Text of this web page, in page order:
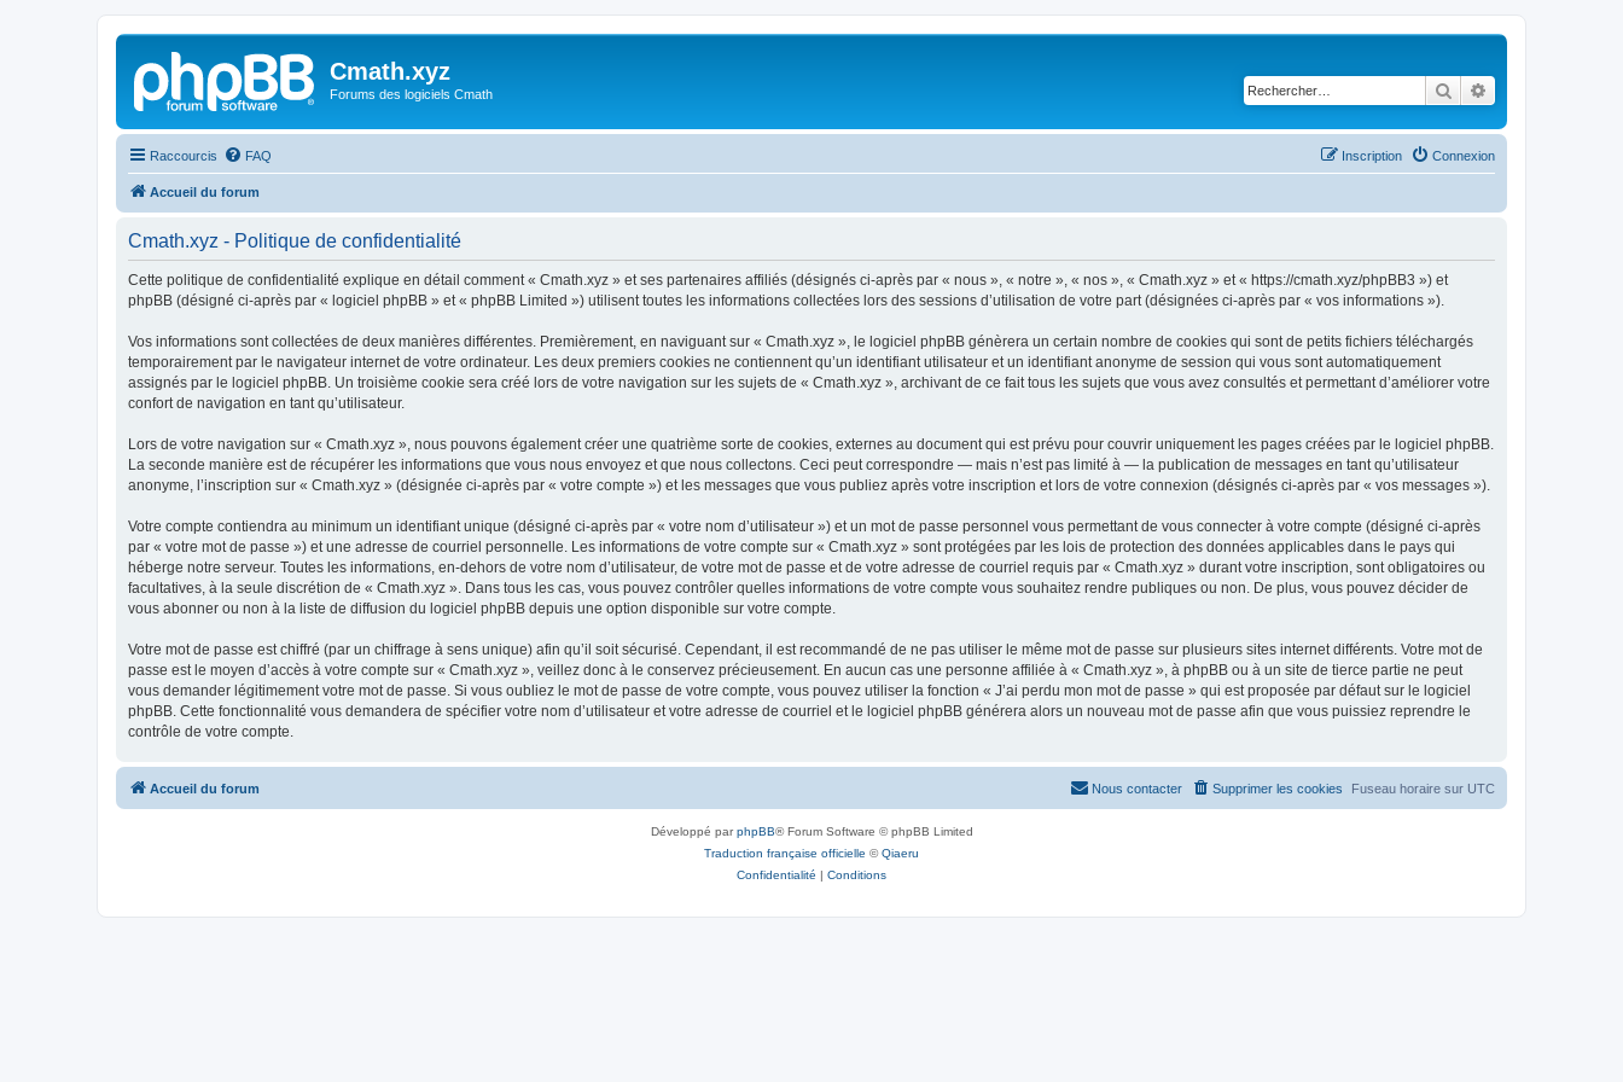
Cmath.xyz
Forums des logiciels Cmath Rechercher
Raccourcis FAQ Connexion
Inscription
Accueil du forum
Cmath.xyz - Politique de confidentialité
Cette politique de confidentialité explique en détail comment « Cmath.xyz » et ses partenaires affiliés (désignés ci-après par « nous », « notre », « nos », « Cmath.xyz » et « https://cmath.xyz/phpBB3 ») et
phpBB (désigné ci-après par « logiciel phpBB » et « phpBB Limited ») utilisent toutes les informations collectées lors des sessions d’utilisation de votre part (désignées ci-après par « vos informations »).
Vos informations sont collectées de deux manières différentes. Premièrement, en naviguant sur « Cmath.xyz », le logiciel phpBB génèrera un certain nombre de cookies qui sont de petits fichiers téléchargés
temporairement par le navigateur internet de votre ordinateur. Les deux premiers cookies ne contiennent qu’un identifiant utilisateur et un identifiant anonyme de session qui vous sont automatiquement
assignés par le logiciel phpBB. Un troisième cookie sera créé lors de votre navigation sur les sujets de « Cmath.xyz », archivant de ce fait tous les sujets que vous avez consultés et permettant d’améliorer votre
confort de navigation en tant qu’utilisateur.
Lors de votre navigation sur « Cmath.xyz », nous pouvons également créer une quatrième sorte de cookies, externes au document qui est prévu pour couvrir uniquement les pages créées par le logiciel phpBB.
La seconde manière est de récupérer les informations que vous nous envoyez et que nous collectons. Ceci peut correspondre — mais n’est pas limité à — la publication de messages en tant qu’utilisateur
anonyme, l’inscription sur « Cmath.xyz » (désignée ci-après par « votre compte ») et les messages que vous publiez après votre inscription et lors de votre connexion (désignés ci-après par « vos messages »).
Votre compte contiendra au minimum un identifiant unique (désigné ci-après par « votre nom d’utilisateur ») et un mot de passe personnel vous permettant de vous connecter à votre compte (désigné ci-après
par « votre mot de passe ») et une adresse de courriel personnelle. Les informations de votre compte sur « Cmath.xyz » sont protégées par les lois de protection des données applicables dans le pays qui
héberge notre serveur. Toutes les informations, en-dehors de votre nom d’utilisateur, de votre mot de passe et de votre adresse de courriel requis par « Cmath.xyz » durant votre inscription, sont obligatoires ou
facultatives, à la seule discrétion de « Cmath.xyz ». Dans tous les cas, vous pouvez contrôler quelles informations de votre compte vous souhaitez rendre publiques ou non. De plus, vous pouvez décider de
vous abonner ou non à la liste de diffusion du logiciel phpBB depuis une option disponible sur votre compte.
Votre mot de passe est chiffré (par un chiffrage à sens unique) afin qu’il soit sécurisé. Cependant, il est recommandé de ne pas utiliser le même mot de passe sur plusieurs sites internet différents. Votre mot de
passe est le moyen d’accès à votre compte sur « Cmath.xyz », veillez donc à le conservez précieusement. En aucun cas une personne affiliée à « Cmath.xyz », à phpBB ou à un site de tierce partie ne peut
vous demander légitimement votre mot de passe. Si vous oubliez le mot de passe de votre compte, vous pouvez utiliser la fonction « J’ai perdu mon mot de passe » qui est proposée par défaut sur le logiciel
phpBB. Cette fonctionnalité vous demandera de spécifier votre nom d’utilisateur et votre adresse de courriel et le logiciel phpBB générera alors un nouveau mot de passe afin que vous puissiez reprendre le
contrôle de votre compte.
Accueil du forum Fuseau horaire sur UTC
Supprimer les cookies
Nous contacter
Développé parphpBB® Forum Software © phpBB Limited
Traduction française officielle ©Qiaeru
Confidentialité | Conditions